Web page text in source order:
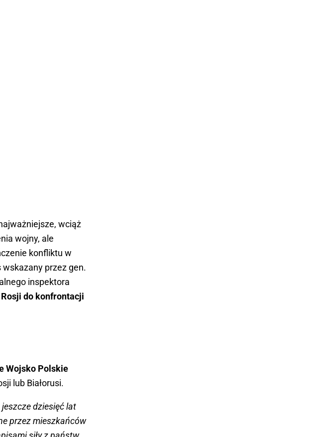
wciąż
wojny, ale
konfliktu w
wskazany przez gen.
inspektora
do konfrontacji
Wojsko Polskie
lub Białorusi.
dziesięć lat
przez mieszkańców